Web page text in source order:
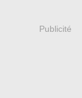
Publicité